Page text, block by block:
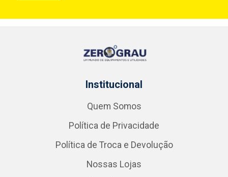
Institucional
Quem Somos
Política de Privacidade
Política de Troca e Devolução
Nossas Lojas